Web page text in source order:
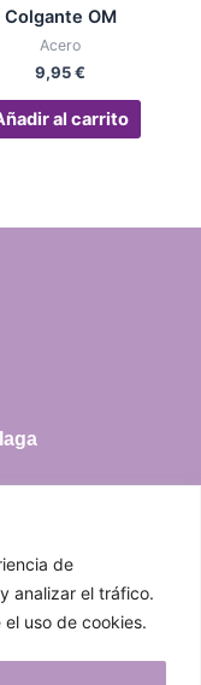
de
analizar el tráfico.
uso de cookies.
Colgante OM
Acero
9,95€
al carrito